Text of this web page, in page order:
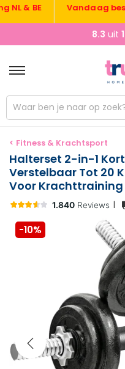
BE Vandaag
8.3 uit
< Fitness & Krachtsport
Halterset 2-in-1
Verstelbaar Tot 20
Voor Krachttraining
|
-10%